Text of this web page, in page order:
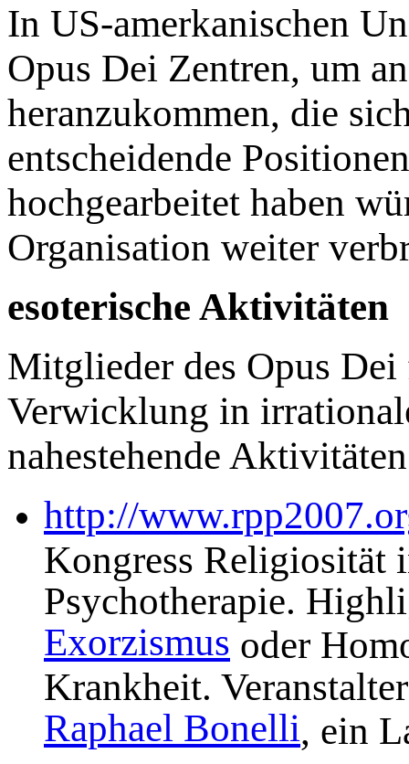
In US-amerkanischen
Opus Dei Zentren, um
heranzukommen, die
entscheidende
hochgearbeitet haben
Organisation weiter
esoterische Aktivitäten
Mitglieder des Opus
Verwicklung in
nahestehende
http://
Kongress Religiosität
Psychotherapie.
Exorzismus oder
Krankheit.
Raphael Bonelli , ein